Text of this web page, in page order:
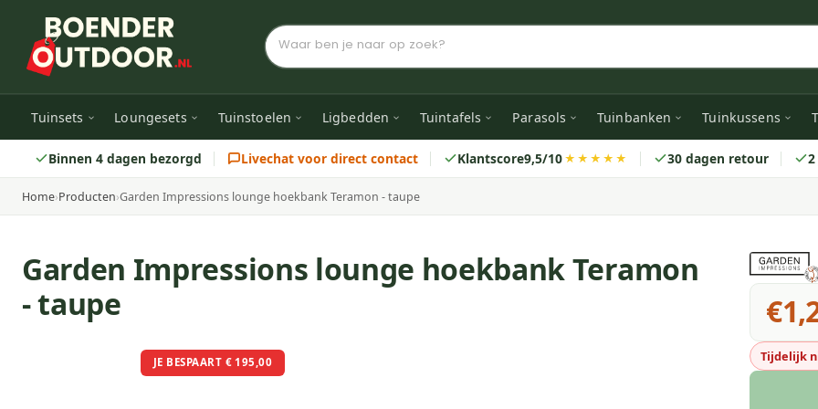
Tuinsets Loungesets Tuinstoelen Ligbedden Tuintafels Parasols Tuinbanken Tuinkussens
Binnen 4 dagen bezorgd Livechat voor direct contact Klantscore9,5/10★★★★★ 30 dagen retour
Home›Producten›Garden Impressions lounge hoekbank Teramon - taupe
Garden Impressions lounge hoekbank Teramon
- taupe
JE BESPAART € 195,00 Tijdelijk